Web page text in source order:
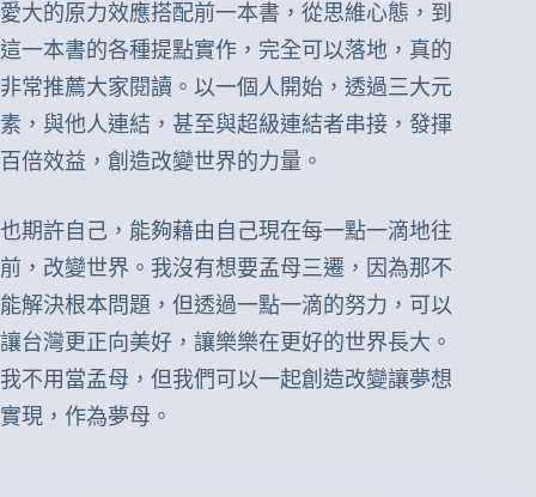
愛大的原力效應搭配前一本書，從思維心態，到
這一本書的各種提點實作，完全可以落地，真的
非常推薦大家閱讀。以一個人開始，透過三大元
素，與他人連結，甚至與超級連結者串接，發揮
百倍效益，創造改變世界的力量。
也期許自己，能夠藉由自己現在每一點一滴地往
前，改變世界。我沒有想要孟母三遷，因為那不
能解決根本問題，但透過一點一滴的努力，可以
讓台灣更正向美好，讓樂樂在更好的世界長大。
我不用當孟母，但我們可以一起創造改變讓夢想
實現，作為夢母。